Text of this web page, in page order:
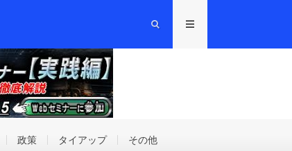
政策 タイアップ その他